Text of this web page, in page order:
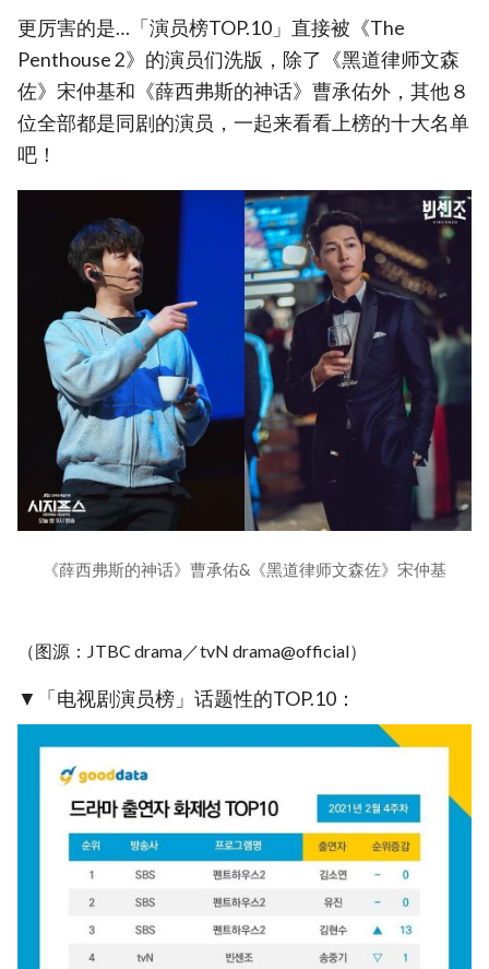
更厉害的是…「演员榜TOP.10」直接被《The
Penthouse 2》的演员们洗版，除了《黑道律师文森
佐》宋仲基和《薛西弗斯的神话》曹承佑外，其他８
位全部都是同剧的演员，一起来看看上榜的十大名单
吧！
《薛西弗斯的神话》曹承佑&《黑道律师文森佐》宋仲基
（图源：JTBC drama／tvN drama@official）
▼「电视剧演员榜」话题性的TOP.10：